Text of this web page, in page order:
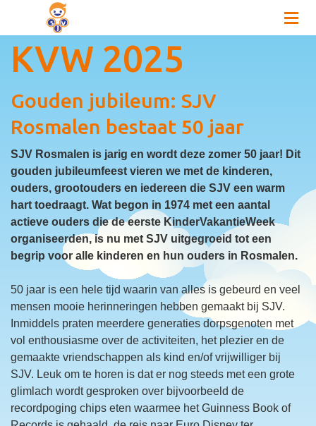
KVW 2025
Gouden jubileum: SJV
Rosmalen bestaat 50 jaar
SJV Rosmalen is jarig en wordt deze zomer 50 jaar! Dit
gouden jubileumfeest vieren we met de kinderen,
ouders, grootouders en iedereen die SJV een warm
hart toedraagt. Wat begon in 1974 met een aantal
actieve ouders die de eerste KinderVakantieWeek
organiseerden, is nu met SJV uitgegroeid tot een
begrip voor alle kinderen en hun ouders in Rosmalen.
50 jaar is een hele tijd waarin van alles is gebeurd en veel
mensen mooie herinneringen hebben gemaakt bij SJV.
Inmiddels praten meerdere generaties dorpsgenoten met
vol enthousiasme over de activiteiten, het plezier en de
gemaakte vriendschappen als kind en/of vrijwilliger bij
SJV. Leuk om te horen is dat er nog steeds met een grote
glimlach wordt gesproken over bijvoorbeeld de
recordpoging chips eten waarmee het Guinness Book of